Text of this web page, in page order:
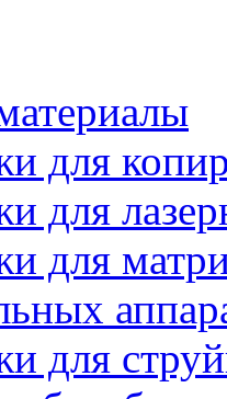
для
для
для
для